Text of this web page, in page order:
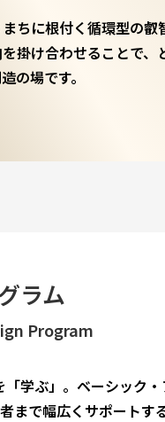
ちに根付く循環型の
掛け合わせることで
の場です。
ラム
Program
学ぶ」。ベーシック
まで幅広くサポートす